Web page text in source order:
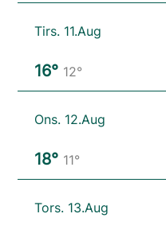
Tirs. 11.Aug
16° 12°
Ons. 12.Aug
18° 11°
Tors. 13.Aug